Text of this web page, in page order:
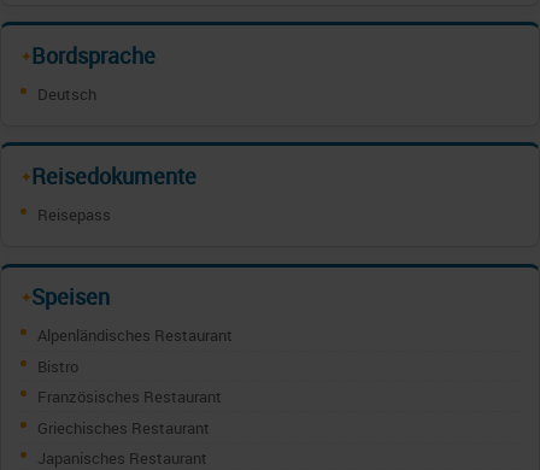
✦Bordsprache
Deutsch
✦Reisedokumente
Reisepass
✦Speisen
Alpenländisches Restaurant
Bistro
Französisches Restaurant
Griechisches Restaurant
Japanisches Restaurant